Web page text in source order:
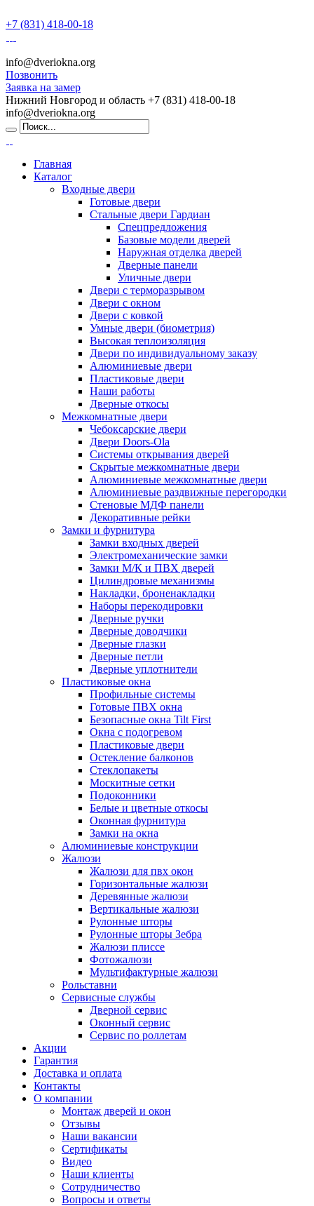
+7 (831) 418-00-18
info@dveriokna.org
Позвонить
Заявка на замер
Нижний Новгород и область +7 (831) 418-00-18
info@dveriokna.org
Главная
Каталог
Входные двери
Готовые двери
Стальные двери Гардиан
Спецпредложения
Базовые модели дверей
Наружная отделка дверей
Дверные панели
Уличные двери
Двери с терморазрывом
Двери с окном
Двери с ковкой
Умные двери (биометрия)
Высокая теплоизоляция
Двери по индивидуальному заказу
Алюминиевые двери
Пластиковые двери
Наши работы
Дверные откосы
Межкомнатные двери
Чебоксарские двери
Двери Doors-Ola
Системы открывания дверей
Скрытые межкомнатные двери
Алюминиевые межкомнатные двери
Алюминиевые раздвижные перегородки
Стеновые МДФ панели
Декоративные рейки
Замки и фурнитура
Замки входных дверей
Электромеханические замки
Замки М/К и ПВХ дверей
Цилиндровые механизмы
Накладки, броненакладки
Наборы перекодировки
Дверные ручки
Дверные доводчики
Дверные глазки
Дверные петли
Дверные уплотнители
Пластиковые окна
Профильные системы
Готовые ПВХ окна
Безопасные окна Tilt First
Окна с подогревом
Пластиковые двери
Остекление балконов
Стеклопакеты
Москитные сетки
Подоконники
Белые и цветные откосы
Оконная фурнитура
Замки на окна
Алюминиевые конструкции
Жалюзи
Жалюзи для пвх окон
Горизонтальные жалюзи
Деревянные жалюзи
Вертикальные жалюзи
Рулонные шторы
Рулонные шторы Зебра
Жалюзи плиссе
Фотожалюзи
Мультифактурные жалюзи
Рольставни
Сервисные службы
Дверной сервис
Оконный сервис
Сервис по роллетам
Акции
Гарантия
Доставка и оплата
Контакты
О компании
Монтаж дверей и окон
Отзывы
Наши вакансии
Сертификаты
Видео
Наши клиенты
Сотрудничество
Вопросы и ответы